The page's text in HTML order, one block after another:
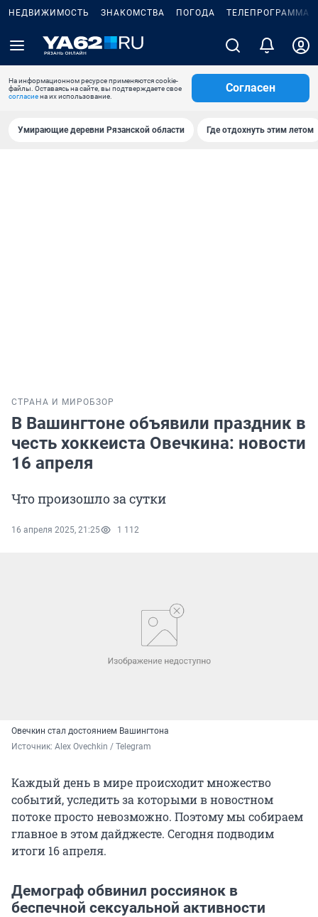
НЕДВИЖИМОСТЬ ЗНАКОМСТВА ПОГОДА ТЕЛЕПРОГРАММА
На информационном ресурсе применяются cookie-
файлы. Оставаясь на сайте, вы подтверждаете свое
согласиена их использование.
Согласен
Умирающие деревни Рязанской области Где отдохнуть этим летом
СТРАНА И МИРОБЗОР
В Вашингтоне объявили праздник в
честь хоккеиста Овечкина: новости
16 апреля
Что произошло за сутки
16 апреля 2025, 21:25 1 112
Овечкин стал достоянием Вашингтона
Источник: Alex Ovechkin / Telegram
Каждый день в мире происходит множество
событий, уследить за которыми в новостном
потоке просто невозможно. Поэтому мы собираем
главное в этом дайджесте. Сегодня подводим
итоги 16 апреля.
Демограф обвинил россиянок в
беспечной сексуальной активности